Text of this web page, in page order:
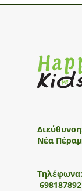
Νέα
Τηλέφωνα: